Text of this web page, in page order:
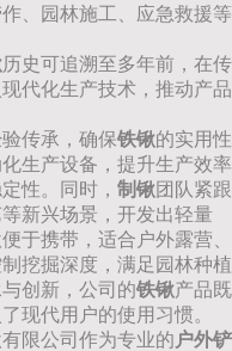
、园林施工、应急救援等
历史可追溯至多年前，在传
代化生产技术，推动产品
传承，确保铁锹的实用性
生产设备，提升生产效率
性。同时， 制锹团队紧跟
新兴场景，开发出轻量
于携带，适合户外露营、
挖掘深度，满足园林种植
创新，公司的铁锹产品既
现代用户的使用习惯。
限公司作为专业的 户外铲